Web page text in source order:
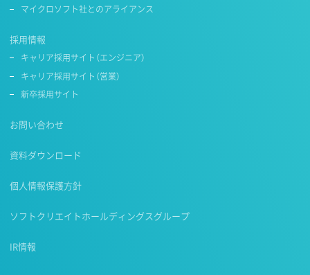
マイクロソフト社とのアライアンス
採用情報
キャリア採用サイト（エンジニア）
キャリア採用サイト（営業）
新卒採用サイト
お問い合わせ
資料ダウンロード
個人情報保護方針
ソフトクリエイトホールディングスグループ
IR情報